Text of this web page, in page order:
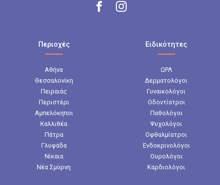
Περιοχές
Αθήνα
Θεσσαλονίκη
Πειραιάς
Περιστέρι
Αμπελόκηποι
Καλλιθέα
Πάτρα
Γλυφάδα
Νίκαια
Νέα Σμύρνη
Ειδικότητες
ΩΡΛ
Δερματολόγοι
Γυναικολόγοι
Οδοντίατροι
Παθολόγοι
Ψυχολόγοι
Οφθαλμίατροι
Ενδοκρινολόγοι
Ουρολόγοι
Καρδιολόγοι